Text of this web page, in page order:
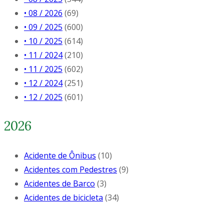
• 08 / 2026 (69)
• 09 / 2025 (600)
• 10 / 2025 (614)
• 11 / 2024(210)
• 11 / 2025 (602)
• 12 / 2024(251)
• 12 / 2025 (601)
2026
Acidente de Ônibus (10)
Acidentes com Pedestres (9)
Acidentes de Barco (3)
Acidentes de bicicleta (34)